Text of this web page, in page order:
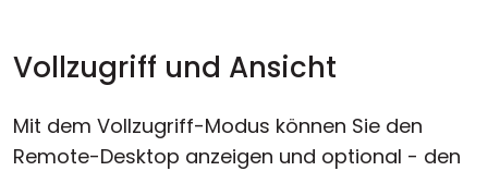
Vollzugriff und Ansicht
Mit dem Vollzugriff-Modus können Sie den
Remote-Desktop anzeigen und optional - den